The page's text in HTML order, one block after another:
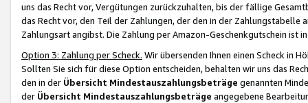
uns das Recht vor, Vergütungen zurückzuhalten, bis der fällige
das Recht vor, den Teil der Zahlungen, der den in der
Zahlungsart angibst. Die Zahlung per Amazon-Geschenkgutschein ist
Option 3: Zahlung per Scheck. Wir übersenden Ihnen einen Scheck in
Sollten Sie sich für diese Option entscheiden, behalten wir uns das
den in der Übersicht Mindestauszahlungsbeträge genannten
der Übersicht Mindestauszahlungsbeträge angegebene